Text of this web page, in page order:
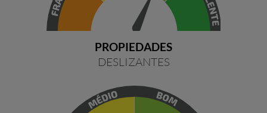
PROPIEDADES
DESLIZANTES